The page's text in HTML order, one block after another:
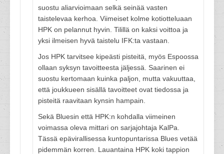
suostu aliarvioimaan selkä seinää vasten
taistelevaa kerhoa. Viimeiset kolme kotiotteluaan
HPK on pelannut hyvin. Tilillä on kaksi voittoa ja
yksi ilmeisen hyvä taistelu IFK:ta vastaan.
Jos HPK tarvitsee kipeästi pisteitä, myös Espoossa
ollaan syksyn tavoitteesta jäljessä. Saarinen ei
suostu kertomaan kuinka paljon, mutta vakuuttaa,
että joukkueen sisällä tavoitteet ovat tiedossa ja
pisteitä raavitaan kynsin hampain.
Sekä Bluesin että HPK:n kohdalla viimeinen
voimassa oleva mittari on sarjajohtaja KalPa.
Tässä epävirallisessa kuntopuntarissa Blues vetää
pidemmän korren. Lauantaina HPK koki tappion